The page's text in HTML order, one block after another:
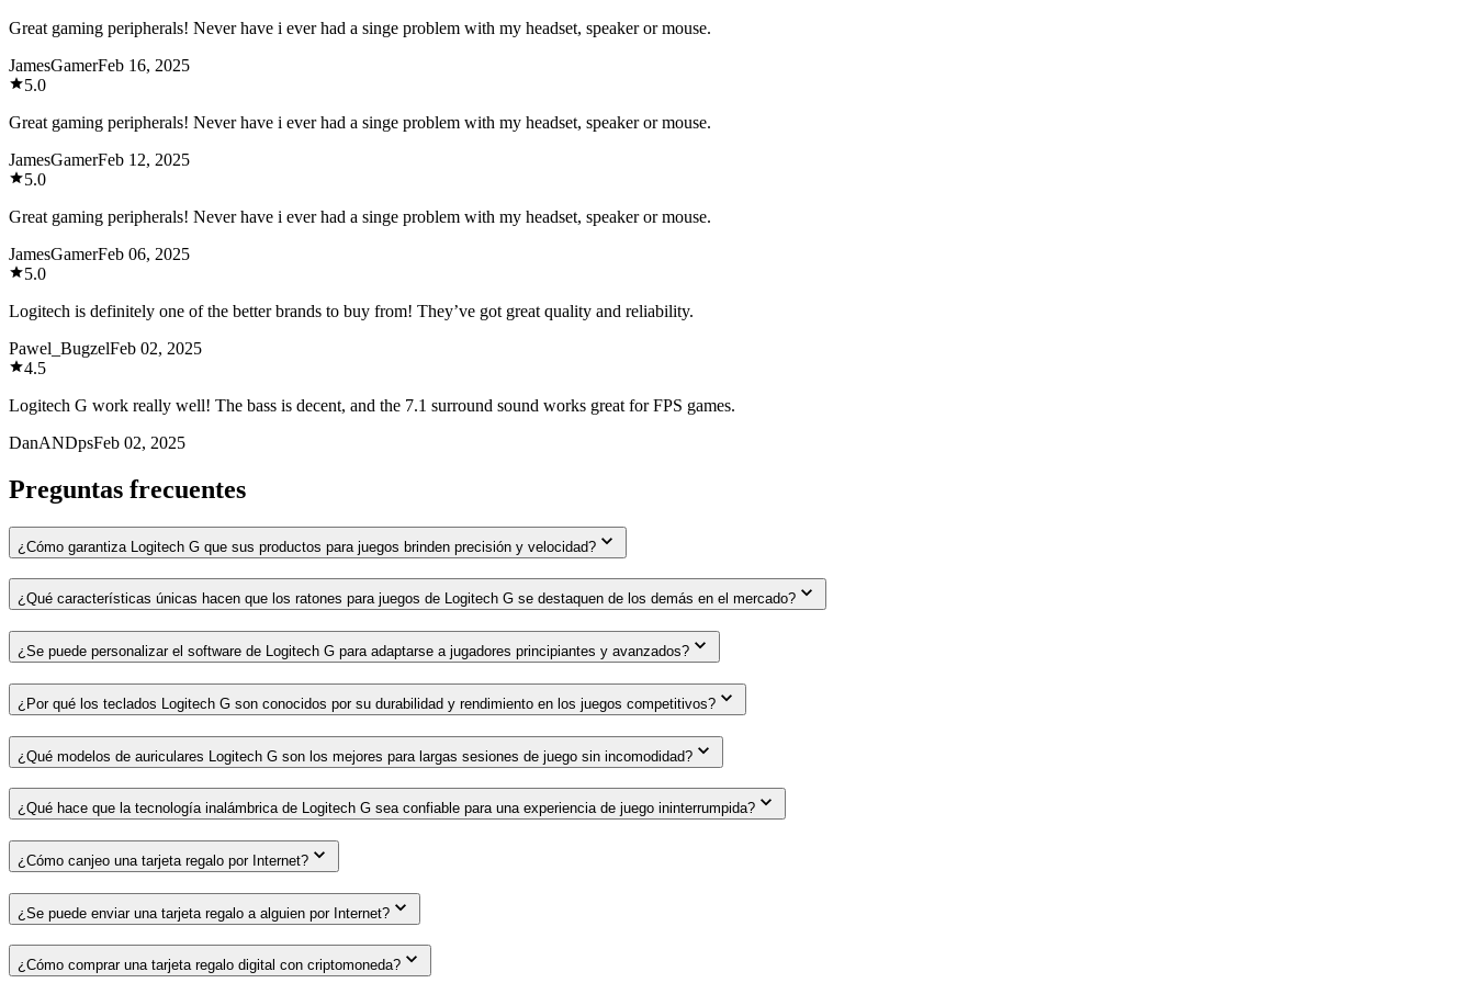
Great gaming peripherals! Never have i ever had a singe problem with my headset, speaker or mouse.
JamesGamerFeb 16, 2025
5.0
Great gaming peripherals! Never have i ever had a singe problem with my headset, speaker or mouse.
JamesGamerFeb 12, 2025
5.0
Great gaming peripherals! Never have i ever had a singe problem with my headset, speaker or mouse.
JamesGamerFeb 06, 2025
5.0
Logitech is definitely one of the better brands to buy from! They’ve got great quality and reliability.
Pawel_BugzelFeb 02, 2025
4.5
Logitech G work really well! The bass is decent, and the 7.1 surround sound works great for FPS games.
DanANDpsFeb 02, 2025
Preguntas frecuentes
¿Cómo garantiza Logitech G que sus productos para juegos brinden precisión y velocidad?
¿Qué características únicas hacen que los ratones para juegos de Logitech G se destaquen de los demás en el mercado?
¿Se puede personalizar el software de Logitech G para adaptarse a jugadores principiantes y avanzados?
¿Por qué los teclados Logitech G son conocidos por su durabilidad y rendimiento en los juegos competitivos?
¿Qué modelos de auriculares Logitech G son los mejores para largas sesiones de juego sin incomodidad?
¿Qué hace que la tecnología inalámbrica de Logitech G sea confiable para una experiencia de juego ininterrumpida?
¿Cómo canjeo una tarjeta regalo por Internet?
¿Se puede enviar una tarjeta regalo a alguien por Internet?
¿Cómo comprar una tarjeta regalo digital con criptomoneda?